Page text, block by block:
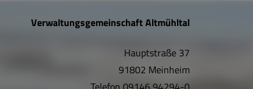
Verwaltungsgemeinschaft Altmühltal
Hauptstraße 37
91802 Meinheim